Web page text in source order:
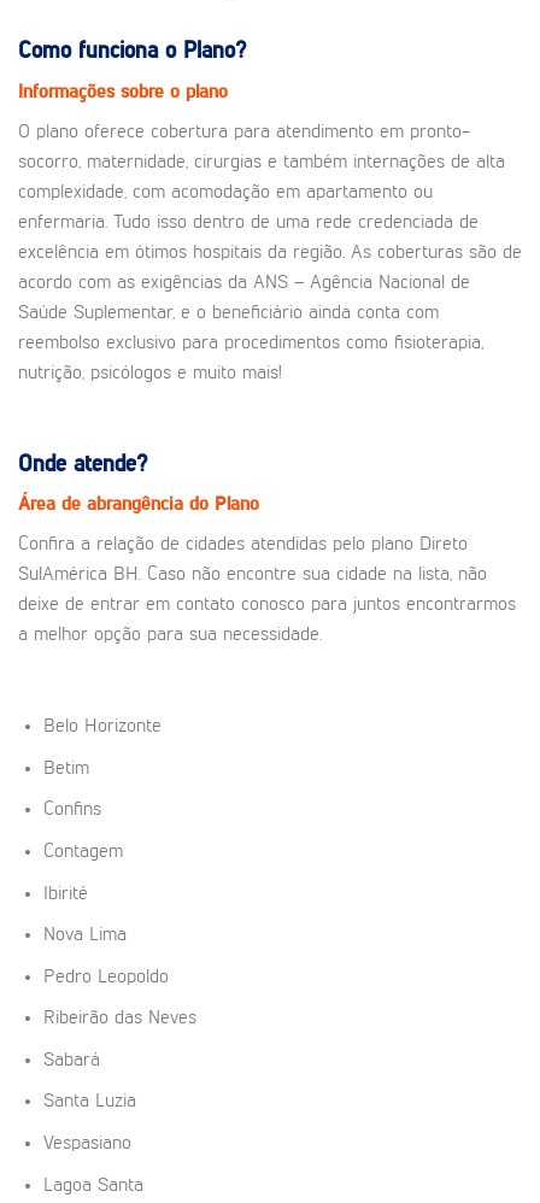
Como funciona o Plano?
Informações sobre o plano
O plano oferece cobertura para atendimento em pronto-
socorro, maternidade, cirurgias e também internações de alta
complexidade, com acomodação em apartamento ou
enfermaria. Tudo isso dentro de uma rede credenciada de
excelência em ótimos hospitais da região. As coberturas são de
acordo com as exigências da ANS – Agência Nacional de
Saúde Suplementar, e o beneficiário ainda conta com
reembolso exclusivo para procedimentos como fisioterapia,
nutrição, psicólogos e muito mais!
Onde atende?
Área de abrangência do Plano
Confira a relação de cidades atendidas pelo plano Direto
SulAmérica BH. Caso não encontre sua cidade na lista, não
deixe de entrar em contato conosco para juntos encontrarmos
a melhor opção para sua necessidade.
Belo Horizonte
Betim
Confins
Contagem
Ibirité
Nova Lima
Pedro Leopoldo
Ribeirão das Neves
Sabará
Santa Luzia
Vespasiano
Lagoa Santa